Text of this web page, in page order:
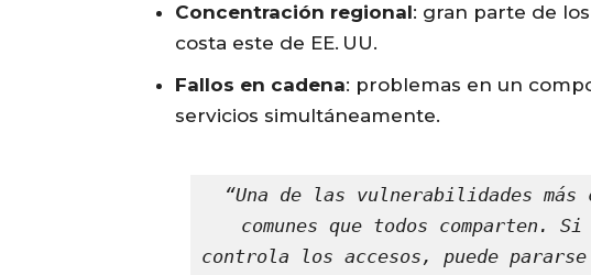
Concentración regional: gran parte de
costa este de EE. UU.
Fallos en cadena: problemas en un
servicios simultáneamente.
“Una de las vulnerabilidades
comunes que todos comparten.
controla los accesos, puede